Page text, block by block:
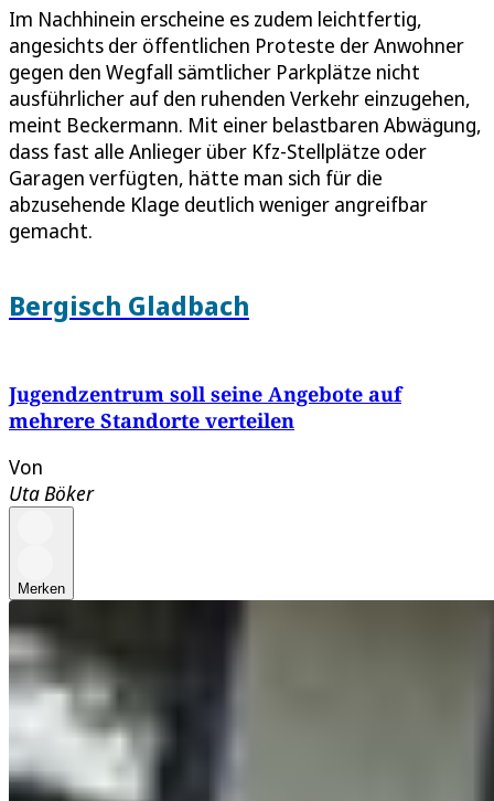
Im Nachhinein erscheine es zudem leichtfertig,
angesichts der öffentlichen Proteste der Anwohner
gegen den Wegfall sämtlicher Parkplätze nicht
ausführlicher auf den ruhenden Verkehr einzugehen,
meint Beckermann. Mit einer belastbaren Abwägung,
dass fast alle Anlieger über Kfz-Stellplätze oder
Garagen verfügten, hätte man sich für die
abzusehende Klage deutlich weniger angreifbar
gemacht.
Bergisch Gladbach
Jugendzentrum soll seine Angebote auf
mehrere Standorte verteilen
Von
Uta Böker
Merken